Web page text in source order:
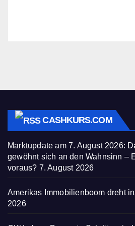
CASHKURS.COM
Marktupdate am 7. August 2026:
gewöhnt sich an den Wahnsinn –
voraus? 7. August 2026
Amerikas Immobilienboom dreht
2026